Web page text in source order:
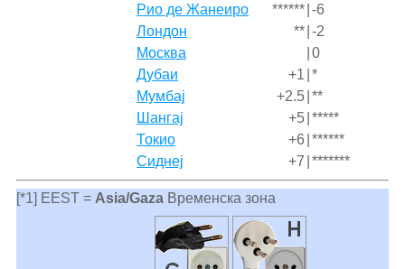
Рио де Жанеиро
****** -6
Лондон
** -2
Москва
0
Дубаи
+1 *
Мумбај
+2.5 **
Шангај
+5 *****
Токио
+6 ******
Сиднеј
+7 *******
[*1] EEST = Asia/GazaВременска зона